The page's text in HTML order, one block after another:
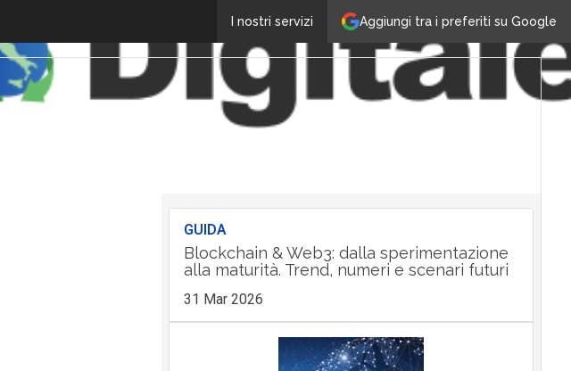
Aggiungi tra i preferiti su Google
I nostri servizi
GUIDA
Blockchain & Web3: dalla sperimentazione
alla maturità. Trend, numeri e scenari futuri
31 Mar 2026